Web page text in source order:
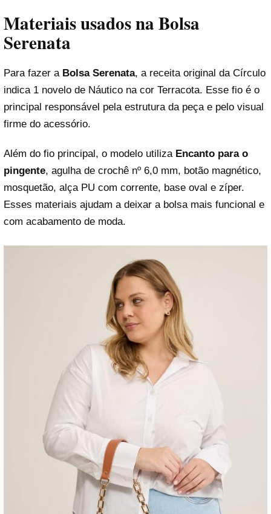
Materiais usados na Bolsa
Serenata
Para fazer a Bolsa Serenata, a receita original da Círculo
indica 1 novelo de Náutico na cor Terracota. Esse fio é o
principal responsável pela estrutura da peça e pelo visual
firme do acessório.
Além do fio principal, o modelo utiliza Encanto para o
pingente, agulha de crochê nº 6,0 mm, botão magnético,
mosquetão, alça PU com corrente, base oval e zíper.
Esses materiais ajudam a deixar a bolsa mais funcional e
com acabamento de moda.